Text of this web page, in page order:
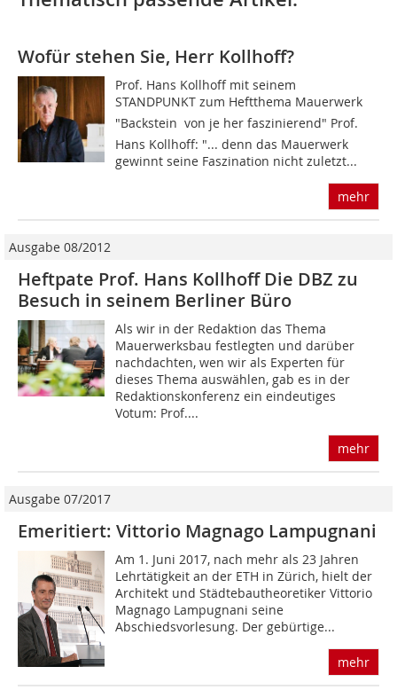
Wofür stehen Sie, Herr Kollhoff?
Prof. Hans Kollhoff mit seinem
STANDPUNKT zum Heftthema Mauerwerk
"Backstein  von je her faszinierend" Prof.
Hans Kollhoff: "... denn das Mauerwerk
gewinnt seine Faszination nicht zuletzt...
mehr
Ausgabe 08/2012
Heftpate Prof. Hans Kollhoff Die DBZ zu
Besuch in seinem Berliner Büro
Als wir in der Redaktion das Thema
Mauerwerksbau festlegten und darüber
nachdachten, wen wir als Experten für
dieses Thema auswählen, gab es in der
Redaktionskonferenz ein eindeutiges
Votum: Prof....
mehr
Ausgabe 07/2017
Emeritiert: Vittorio Magnago Lampugnani
Am 1. Juni 2017, nach mehr als 23 Jahren
Lehrtätigkeit an der ETH in Zürich, hielt der
Architekt und Städtebautheoretiker Vittorio
Magnago Lampugnani seine
Abschiedsvorlesung. Der gebürtige...
mehr